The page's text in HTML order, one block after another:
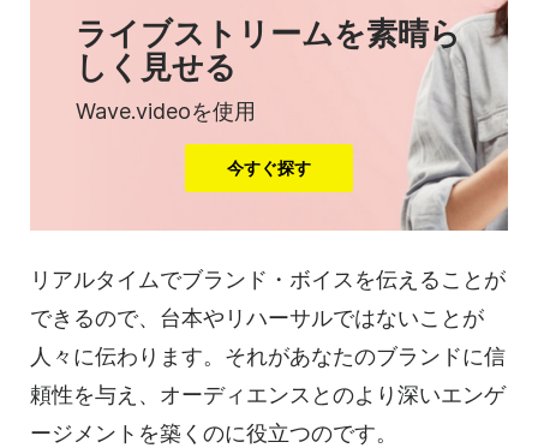
ライブストリームを素晴ら
しく見せる
Wave.videoを使用
今すぐ探す
リアルタイムでブランド・ボイスを伝えることが
できるので、台本やリハーサルではないことが
人々に伝わります。それがあなたのブランドに信
頼性を与え、オーディエンスとのより深いエンゲ
ージメントを築くのに役立つのです。